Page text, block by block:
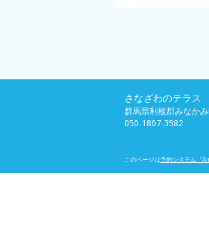
さなざわのテラス
群馬県利根郡みなか
050-1807-3582
このページは予約システム『